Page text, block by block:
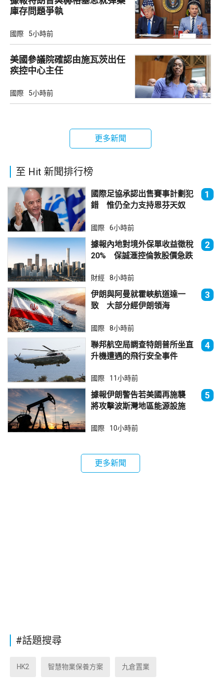
庫存問題爭執
國際 5小時前
美國參議院確認由施瓦茨出任
疾控中心主任
國際 5小時前
更多新聞
至 Hit 新聞排行榜
國際足協承認出售賽事計劃犯
錯 惟仍全力支持恩芬天奴
1
國際 6小時前
據報內地對境外保單收益徵稅
20% 保誠滙控倫敦股價急跌
2
財經 8小時前
伊朗與阿曼就霍峽航道達一
致 大部分經伊朗領海
3
國際 8小時前
聯邦航空局調查特朗普所坐直
升機遭遇的飛行安全事件
4
國際 11小時前
據報伊朗警告若美國再施襲
將攻擊波斯灣地區能源設施
5
國際 10小時前
更多新聞
#話題搜尋
HK2 智慧物業保養方案 九倉置業